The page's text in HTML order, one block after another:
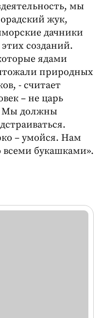
мы
жук,
дачники
созданий.
ядами
природных
- считает
– не царь
Мы должны
– умойся. Нам
всеми букашками».